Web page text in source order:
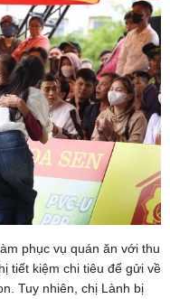
phục vụ quán ăn với thu
tiết kiệm chi tiêu để gửi về
Tuy nhiên, chị Lành bị